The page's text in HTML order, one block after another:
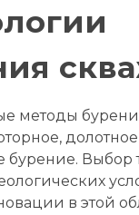
методы
Выбор
в этой